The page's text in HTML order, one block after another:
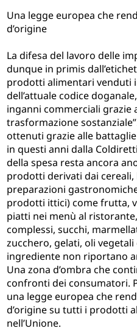
Una leggeeuropea che
d’origine
La difesa del lavoro delle
dunque in primis
prodotti alimentari venduti
dell’attuale codice
inganni commerciali grazie
trasformazione
ottenuti grazie alle
in questi anni dalla
della spesa resta ancora
prodotti derivati dai cereali,
preparazioni
prodotti ittici) come frutta,
piatti nei menù al
complessi, succhi,
zucchero, gelati, oli
ingrediente non riportano
Una zona d’ombra che
confronti dei consumatori.
una legge europea che
d’origine su tutti i prodotti
nell’Unione.